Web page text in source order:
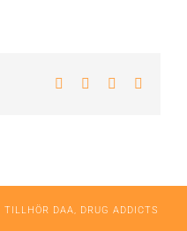
Facebook WhatsApp
DAA, DRUG ADDICTS